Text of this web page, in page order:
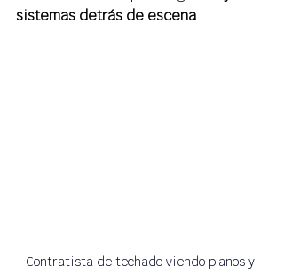
sistemas detrás de escena.
Contratista de techado viendo planos y